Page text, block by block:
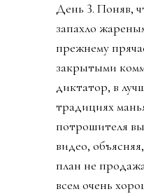
День 3. Поняв,
запахло
прежнему
закрытыми
диктатор, в
традициях
потрошителя
видео,
план не
всем очень